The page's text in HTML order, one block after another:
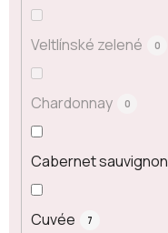
Veltlínské zelené 0
Chardonnay 0
Cabernet sauvignon
Cuvée 7